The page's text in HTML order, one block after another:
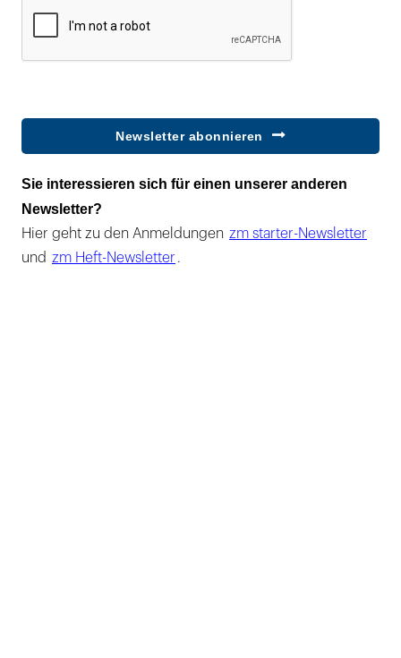
Newsletter abonnieren
Sie interessieren sich für einen unserer anderen
Newsletter?
Hier geht zu den Anmeldungen zm starter-Newsletter
und zm Heft-Newsletter .